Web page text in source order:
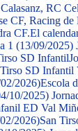
RC
CF, Racing
CF.El
1 (13/09/2025)
SD Infantil
Tirso SD Infantil
2026)Escola
10/2025)
ED Val
2026)San